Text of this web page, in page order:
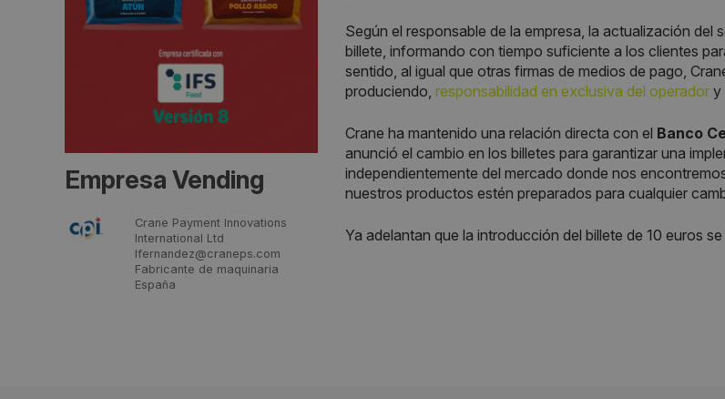
Empresa Vending
Crane Payment Innovations
International Ltd
lfernandez@craneps.com
Fabricante de maquinaria
España
Según el responsable de la empresa, la actualización
billete, informando con tiempo suficiente a los clientes
sentido, al igual que otras firmas de medios de pago,
produciendo, responsabilidad en exclusiva del operador y
Crane ha mantenido una relación directa con el Banco
anunció el cambio en los billetes para garantizar una
independientemente del mercado donde nos
nuestros productos estén preparados para cualquier
Ya adelantan que la introducción del billete de 10 euros